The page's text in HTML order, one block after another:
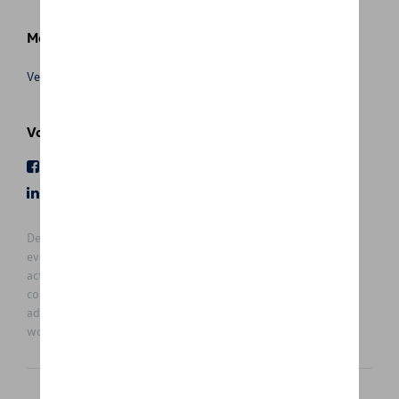
Meer info
Verkoopsvoorwaarden
Volg Ons
De prijzen op deze site zijn adviesprijzen (incl. btw), exclusief
eventuele installatiekosten. Voor meer informatie over de
actuele verkoopprijs en de eventuele installatiekosten kunt u
contact opnemen met uw concessiehouder / agent. De
adviesprijzen kunnen zonder voorafgaande kennisgeving
worden gewijzigd.